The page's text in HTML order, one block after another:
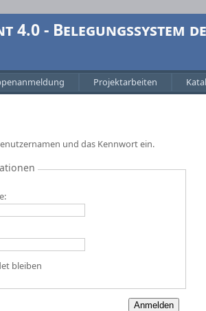
4.0 - Belegungssystem
Projektarbeiten
und das Kennwort ein.
bleiben